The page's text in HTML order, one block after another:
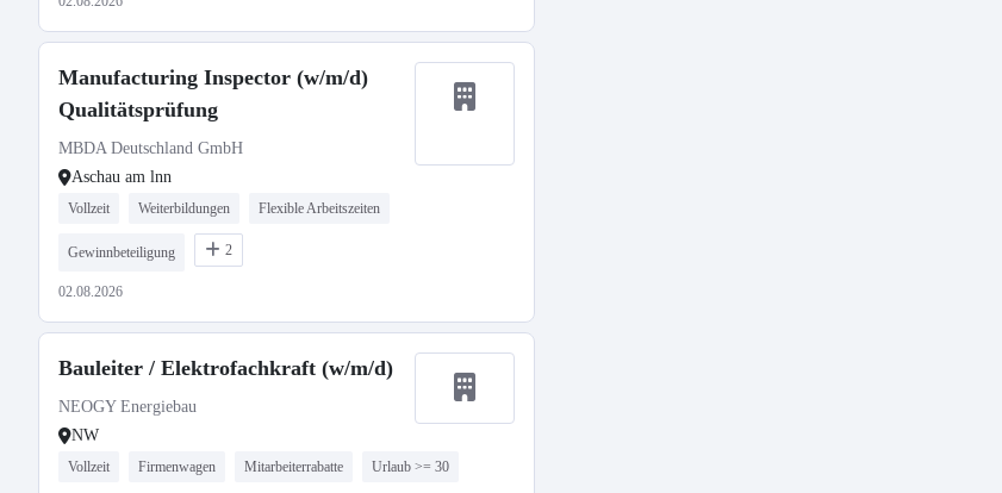
Manufacturing Inspector (w/m/d)
Qualitätsprüfung
MBDA Deutschland GmbH
Aschau am lnn
Vollzeit Weiterbildungen Flexible Arbeitszeiten
Gewinnbeteiligung 2
02.08.2026
Bauleiter / Elektrofachkraft (w/m/d)
NEOGY Energiebau
NW
Vollzeit Firmenwagen Mitarbeiterrabatte Urlaub >= 30